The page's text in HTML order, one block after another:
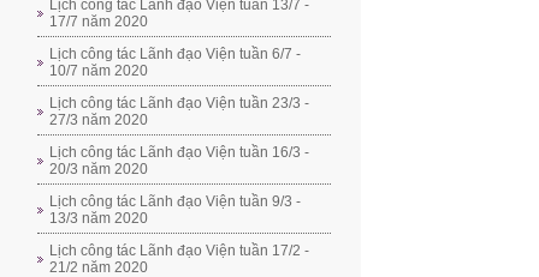
Lịch công tác Lãnh đạo Viện tuần 13/7 -
17/7 năm 2020
Lịch công tác Lãnh đạo Viện tuần 6/7 -
10/7 năm 2020
Lịch công tác Lãnh đạo Viện tuần 23/3 -
27/3 năm 2020
Lịch công tác Lãnh đạo Viện tuần 16/3 -
20/3 năm 2020
Lịch công tác Lãnh đạo Viện tuần 9/3 -
13/3 năm 2020
Lịch công tác Lãnh đạo Viện tuần 17/2 -
21/2 năm 2020